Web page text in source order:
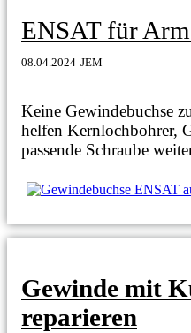
ENSAT für
08.04.2024 JEM
Keine Gewindebuchse
helfen Kernlochbohrer,
passende Schraube
Gewinde mit
reparieren